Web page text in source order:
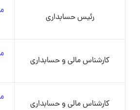
رئیس حسابداری
کارشناس مالی و حسابداری
کارشناس مالی و حسابداری